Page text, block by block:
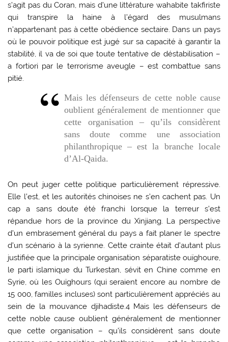
s’agit pas du Coran, mais d’une littérature wahabite takfiriste
qui transpire la haine à l’égard des musulmans
n’appartenant pas à cette obédience sectaire. Dans un pays
où le pouvoir politique est jugé sur sa capacité à garantir la
stabilité, il va de soi que toute tentative de déstabilisation –
a fortiori par le terrorisme aveugle – est combattue sans
pitié.
Mais les défenseurs de cette noble cause
oublient généralement de mentionner que
cette organisation – qu’ils considèrent
sans doute comme une association
philanthropique – est la branche locale
d’Al-Qaida.
On peut juger cette politique particulièrement répressive.
Elle l’est, et les autorités chinoises ne s’en cachent pas. Un
cap a sans doute été franchi lorsque la terreur s’est
répandue hors de la province du Xinjiang. La perspective
d’un embrasement général du pays a fait planer le spectre
d’un scénario à la syrienne. Cette crainte était d’autant plus
justifiée que la principale organisation séparatiste ouïghoure,
le parti islamique du Turkestan, sévit en Chine comme en
Syrie, où les Ouïghours (qui seraient encore au nombre de
15 000, familles incluses) sont particulièrement appréciés au
sein de la mouvance djihadiste.4 Mais les défenseurs de
cette noble cause oublient généralement de mentionner
que cette organisation – qu’ils considèrent sans doute